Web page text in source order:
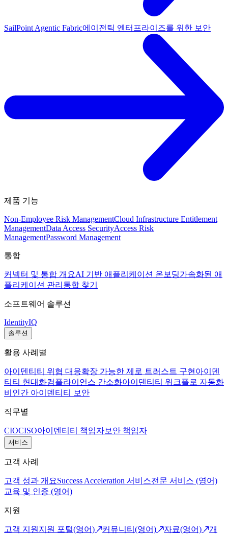
SailPoint Agentic Fabric에이전틱 엔터프라이즈를 위한 보안
제품 기능
Non-Employee Risk ManagementCloud Infrastructure Entitlement
ManagementData Access SecurityAccess Risk
ManagementPassword Management
통합
커넥터 및 통합 개요AI 기반 애플리케이션 온보딩가속화된 애
플리케이션 관리 통합 찾기
소프트웨어 솔루션
IdentityIQ
솔루션
활용 사례별
아이덴티티 위협 대응확장 가능한 제로 트러스트 구현 아이덴
티티 현대화컴플라이언스 간소화아이덴티티 워크플로 자동화
비인간 아이덴티티 보안
직무별
CIOCISO아이덴티티 책임자보안 책임자
서비스
고객 사례
고객 성과 개요Success Acceleration 서비스전문 서비스 (영어)
교육 및 인증 (영어)
지원
고객 지원 지원 포털(영어) 커뮤니티(영어) 자료(영어)
개